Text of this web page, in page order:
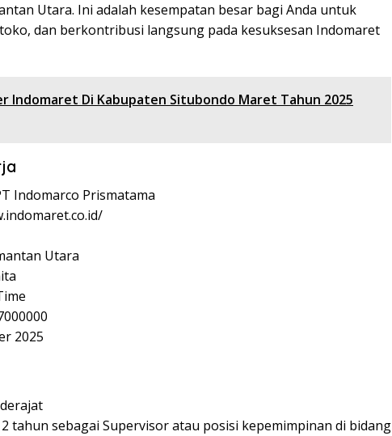
Utara. Ini adalah kesempatan besar bagi Anda untuk
dan berkontribusi langsung pada kesuksesan Indomaret
Indomaret Di Kabupaten Situbondo Maret Tahun 2025
Indomarco Prismatama
Utara
2025
tahun sebagai Supervisor atau posisi kepemimpinan di bidang